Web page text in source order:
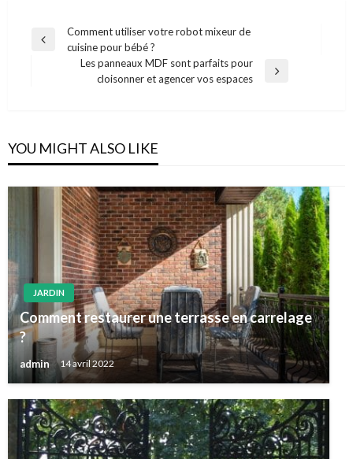
Navigation
Previous
Comment utiliser votre robot mixeur de
cuisine pour bébé ?
Les panneaux MDF sont parfaits pour
cloisonner et agencer vos espaces
YOU MIGHT ALSO LIKE
JARDIN
Comment restaurer une terrasse en carrelage
?
admin 14 avril 2022